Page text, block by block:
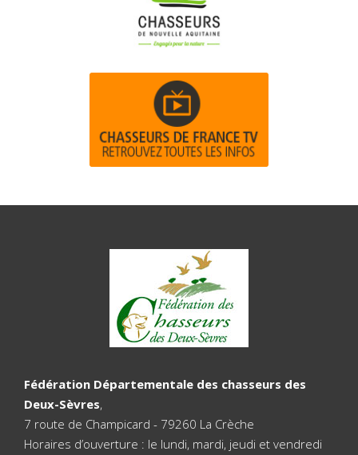
Fédération Départementale des chasseurs des
Deux-Sèvres,
7 route de Champicard - 79260 La Crèche
Horaires d’ouverture : le lundi, mardi, jeudi et vendredi